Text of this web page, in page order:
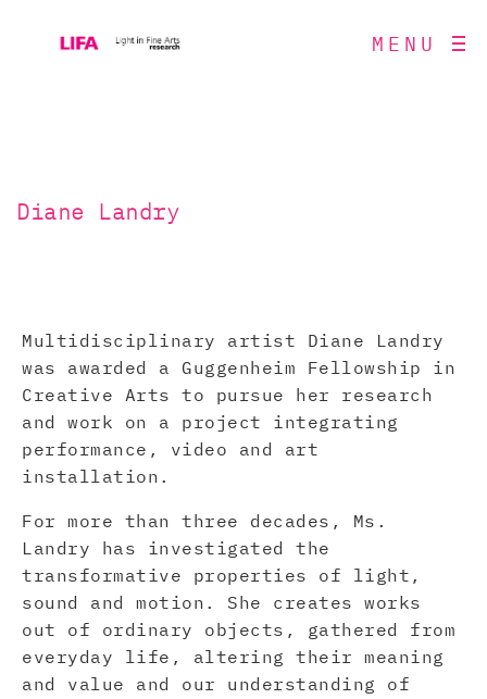
MENU
Diane Landry
Multidisciplinary artist Diane Landry
was awarded a Guggenheim Fellowship in
Creative Arts to pursue her research
and work on a project integrating
performance, video and art
installation.
For more than three decades, Ms.
Landry has investigated the
transformative properties of light,
sound and motion. She creates works
out of ordinary objects, gathered from
everyday life, altering their meaning
and value and our understanding of